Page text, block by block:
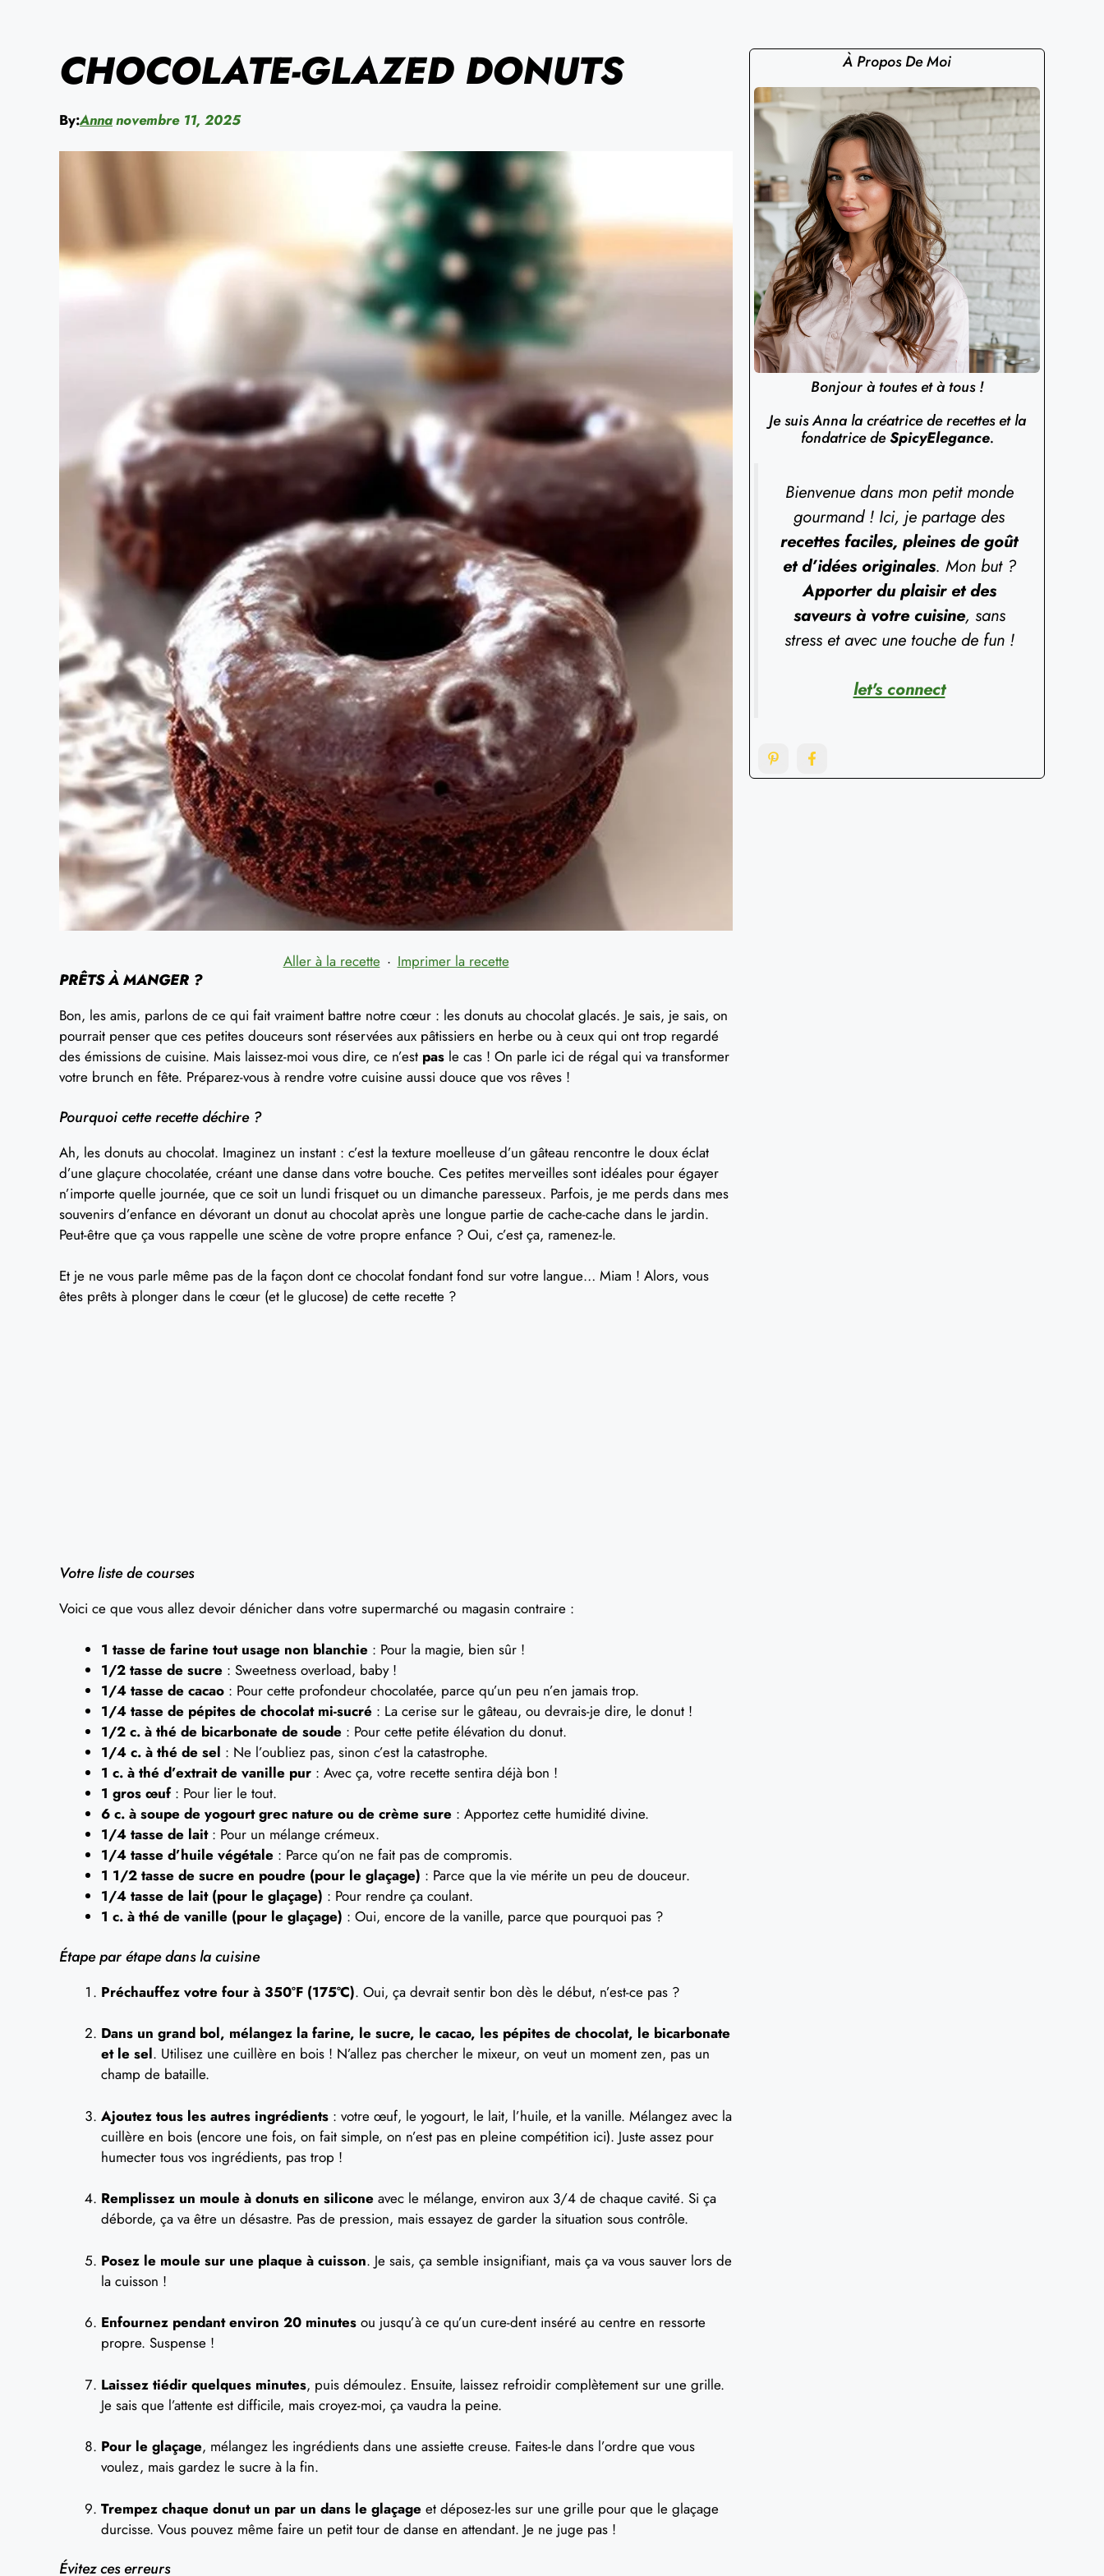
CHOCOLATE-GLAZED DONUTS
By:Annanovembre 11, 2025
Aller à la recette · Imprimer la recette
PRÊTS À MANGER ?
Bon, les amis, parlons de ce qui fait vraiment battre notre cœur : les donuts au chocolat glacés. Je sais, je sais, on
pourrait penser que ces petites douceurs sont réservées aux pâtissiers en herbe ou à ceux qui ont trop regardé
des émissions de cuisine. Mais laissez-moi vous dire, ce n’est pas le cas ! On parle ici de régal qui va transformer
votre brunch en fête. Préparez-vous à rendre votre cuisine aussi douce que vos rêves !
Pourquoi cette recette déchire ?
Ah, les donuts au chocolat. Imaginez un instant : c’est la texture moelleuse d’un gâteau rencontre le doux éclat
d’une glaçure chocolatée, créant une danse dans votre bouche. Ces petites merveilles sont idéales pour égayer
n’importe quelle journée, que ce soit un lundi frisquet ou un dimanche paresseux. Parfois, je me perds dans mes
souvenirs d’enfance en dévorant un donut au chocolat après une longue partie de cache-cache dans le jardin.
Peut-être que ça vous rappelle une scène de votre propre enfance ? Oui, c’est ça, ramenez-le.
Et je ne vous parle même pas de la façon dont ce chocolat fondant fond sur votre langue… Miam ! Alors, vous
êtes prêts à plonger dans le cœur (et le glucose) de cette recette ?
Votre liste de courses
Voici ce que vous allez devoir dénicher dans votre supermarché ou magasin contraire :
1 tasse de farine tout usage non blanchie : Pour la magie, bien sûr !
1/2 tasse de sucre : Sweetness overload, baby !
1/4 tasse de cacao : Pour cette profondeur chocolatée, parce qu’un peu n’en jamais trop.
1/4 tasse de pépites de chocolat mi-sucré : La cerise sur le gâteau, ou devrais-je dire, le donut !
1/2 c. à thé de bicarbonate de soude : Pour cette petite élévation du donut.
1/4 c. à thé de sel : Ne l’oubliez pas, sinon c’est la catastrophe.
1 c. à thé d’extrait de vanille pur : Avec ça, votre recette sentira déjà bon !
1 gros œuf: Pour lier le tout.
6 c. à soupe de yogourt grec nature ou de crème sure : Apportez cette humidité divine.
1/4 tasse de lait: Pour un mélange crémeux.
1/4 tasse d’huile végétale : Parce qu’on ne fait pas de compromis.
1 1/2 tasse de sucre en poudre (pour le glaçage) : Parce que la vie mérite un peu de douceur.
1/4 tasse de lait (pour le glaçage) : Pour rendre ça coulant.
1 c. à thé de vanille (pour le glaçage) : Oui, encore de la vanille, parce que pourquoi pas ?
Étape par étape dans la cuisine
Préchauffez votre four à 350°F (175°C). Oui, ça devrait sentir bon dès le début, n’est-ce pas ?
Dans un grand bol, mélangez la farine, le sucre, le cacao, les pépites de chocolat, le bicarbonate
et le sel. Utilisez une cuillère en bois ! N’allez pas chercher le mixeur, on veut un moment zen, pas un
champ de bataille.
Ajoutez tous les autres ingrédients : votre œuf, le yogourt, le lait, l’huile, et la vanille. Mélangez avec la
cuillère en bois (encore une fois, on fait simple, on n’est pas en pleine compétition ici). Juste assez pour
humecter tous vos ingrédients, pas trop !
Remplissez un moule à donuts en silicone avec le mélange, environ aux 3/4 de chaque cavité. Si ça
déborde, ça va être un désastre. Pas de pression, mais essayez de garder la situation sous contrôle.
Posez le moule sur une plaque à cuisson. Je sais, ça semble insignifiant, mais ça va vous sauver lors de
la cuisson !
Enfournez pendant environ 20 minutes ou jusqu’à ce qu’un cure-dent inséré au centre en ressorte
propre. Suspense !
Laissez tiédir quelques minutes, puis démoulez. Ensuite, laissez refroidir complètement sur une grille.
Je sais que l’attente est difficile, mais croyez-moi, ça vaudra la peine.
Pour le glaçage, mélangez les ingrédients dans une assiette creuse. Faites-le dans l’ordre que vous
voulez, mais gardez le sucre à la fin.
Trempez chaque donut un par un dans le glaçage et déposez-les sur une grille pour que le glaçage
durcisse. Vous pouvez même faire un petit tour de danse en attendant. Je ne juge pas !
Évitez ces erreurs
À Propos De Moi
Bonjour à toutes et à tous !
Je suis Anna la créatrice de recettes et la
fondatrice deSpicyElegance.
Bienvenue dans mon petit monde
gourmand ! Ici, je partage des
recettes faciles, pleines de goût
et d’idées originales. Mon but ?
Apporter du plaisir et des
saveurs à votre cuisine, sans
stress et avec une touche de fun !
let's connect